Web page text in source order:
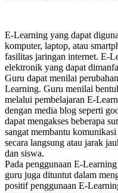
E-Learning yang dapat
komputer, laptop, atau
fasilitas jaringan internet. E-
elektronik yang dapat
Guru dapat menilai
Learning. Guru menilai
melalui pembelajaran E-
dengan media blog seperti
dapat mengakses beberapa
sangat membantu
secara langsung atau jarak
dan siswa.
Pada penggunaan E-
guru juga dituntut dalam
positif penggunaan E-